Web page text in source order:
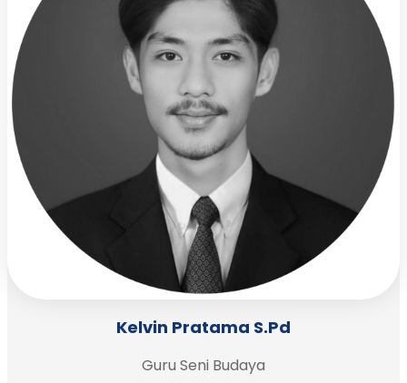
Kelvin Pratama S.Pd
Guru Seni Budaya